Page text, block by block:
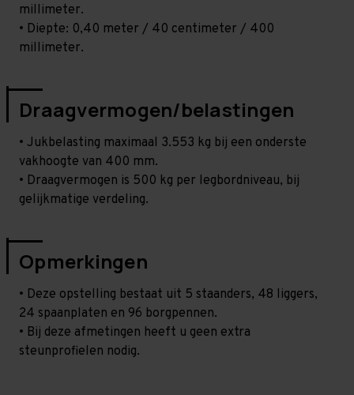
millimeter.
• Diepte: 0,40 meter / 40 centimeter / 400
millimeter.
Draagvermogen/belastingen
• Jukbelasting maximaal 3.553 kg bij een onderste
vakhoogte van 400 mm.
• Draagvermogen is 500 kg per legbordniveau, bij
gelijkmatige verdeling.
Opmerkingen
• Deze opstelling bestaat uit 5 staanders, 48 liggers,
24 spaanplaten en 96 borgpennen.
• Bij deze afmetingen heeft u geen extra
steunprofielen nodig.